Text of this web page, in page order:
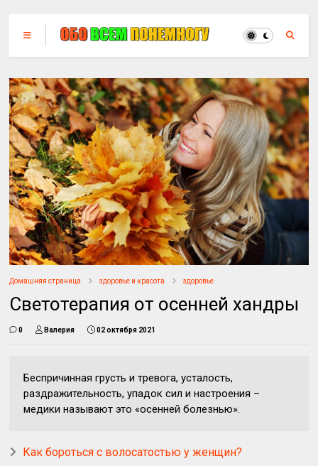
Домашняя страница здоровье и красота здоровье
Светотерапия от осенней хандры
0 Валерия 02 октября 2021
Беспричинная грусть и тревога, усталость,
раздражительность, упадок сил и настроения –
медики называют это «осенней болезнью».
Как бороться с волосатостью у женщин?